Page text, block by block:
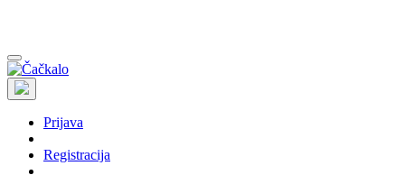
Prijava
Registracija